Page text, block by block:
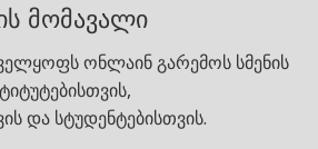
მომავალი
ონლაინ გარემოს სმენის
და სტუდენტებისთვის.